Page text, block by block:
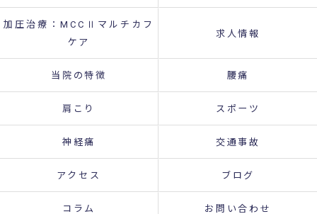
加圧治療：MCCⅡマルチカフ
ケア
求人情報
当院の特徴 腰痛
肩こり スポーツ
神経痛 交通事故
アクセス ブログ
コラム お問い合わせ